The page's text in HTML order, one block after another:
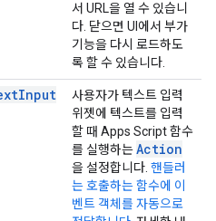
서 URL을 열 수 있습니
다. 닫으면 UI에서 부가
기능을 다시 로드하도
록 할 수 있습니다.
Input
사용자가 텍스트 입력
위젯에 텍스트를 입력
할 때 Apps Script 함수
를 실행하는Action
을 설정합니다. 핸들러
는 호출하는 함수에 이
벤트 객체를 자동으로